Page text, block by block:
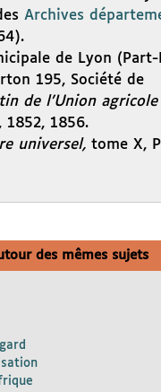
Archives
de Lyon
195, Société de
de l’Union agricole
1856.
universel, tome X,
des mêmes sujets